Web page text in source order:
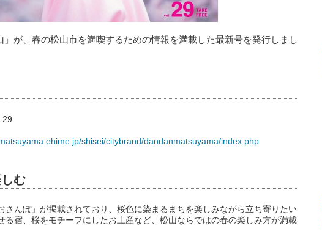
」が、春の松山市を満喫するための情報を満載した最新号を発行しまし
shisei/citybrand/dandanmatsuyama/index.php
む
さんぽ」が掲載されており、桜色に染まるまちを楽しみながら立ち寄りたい
る宿、桜をモチーフにしたお土産など、松山ならではの春の楽しみ方が満載